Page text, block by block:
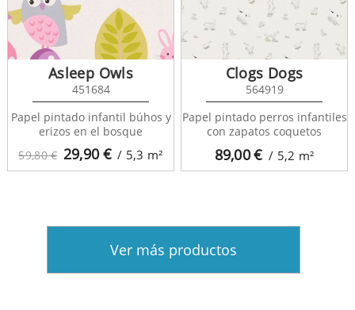
59,80 € 29,90€ / 5,3 m²
Asleep Owls
451684
Papel pintado infantil búhos y
erizos en el bosque
89,00€ / 5,2 m²
Clogs Dogs
564919
Papel pintado perros infantiles
con zapatos coquetos
Ver más productos